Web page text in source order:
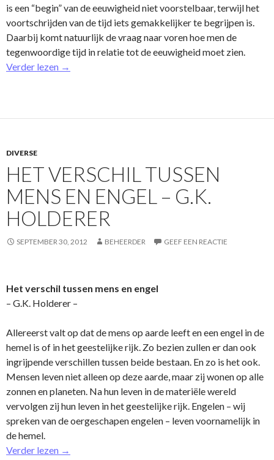
is een “begin” van de eeuwigheid niet voorstelbaar, terwijl het
voortschrijden van de tijd iets gemakkelijker te begrijpen is.
Daarbij komt natuurlijk de vraag naar voren hoe men de
tegenwoordige tijd in relatie tot de eeuwigheid moet zien.
Verder lezen →
DIVERSE
HET VERSCHIL TUSSEN
MENS EN ENGEL – G.K.
HOLDERER
SEPTEMBER 30, 2012 BEHEERDER GEEF EEN REACTIE
Het verschil tussen mens en engel
– G.K. Holderer –
Allereerst valt op dat de mens op aarde leeft en een engel in de
hemel is of in het geestelijke rijk. Zo bezien zullen er dan ook
ingrijpende verschillen tussen beide bestaan. En zo is het ook.
Mensen leven niet alleen op deze aarde, maar zij wonen op alle
zonnen en planeten. Na hun leven in de materiële wereld
vervolgen zij hun leven in het geestelijke rijk. Engelen – wij
spreken van de oergeschapen engelen – leven voornamelijk in
de hemel.
Verder lezen →